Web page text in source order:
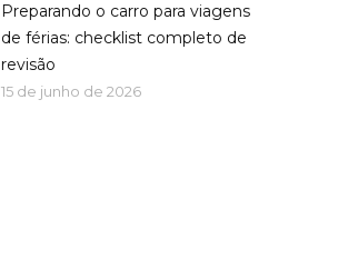
Preparando o carro para viagens
de férias: checklist completo de
revisão
15 de junho de 2026